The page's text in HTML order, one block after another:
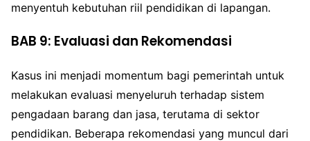
menyentuh kebutuhan riil pendidikan di lapangan.
BAB 9: Evaluasi dan Rekomendasi
Kasus ini menjadi momentum bagi pemerintah untuk
melakukan evaluasi menyeluruh terhadap sistem
pengadaan barang dan jasa, terutama di sektor
pendidikan. Beberapa rekomendasi yang muncul dari